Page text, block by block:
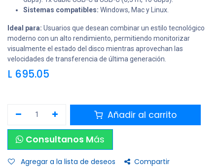
Sistemas compatibles: Windows, Mac y Linux.
Ideal para: Usuarios que desean combinar un estilo tecnológico
moderno con un alto rendimiento, permitiendo monitorizar
visualmente el estado del disco mientras aprovechan las
velocidades de transferencia de última generación.
L 695.05
Añadir al carrito
Consultanos Más
Agregar a la lista de deseos Compartir